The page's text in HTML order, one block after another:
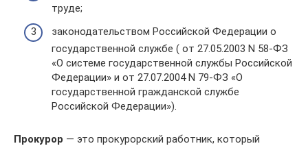
труде;
законодательством Российской Федерации о
государственной службе ( от 27.05.2003 N 58-ФЗ
«О системе государственной службы Российской
Федерации» и от 27.07.2004 N 79-ФЗ «О
государственной гражданской службе
Российской Федерации»).
Прокурор — это прокурорский работник, который